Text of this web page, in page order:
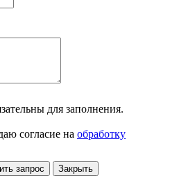
для заполнения.
согласие на обработку